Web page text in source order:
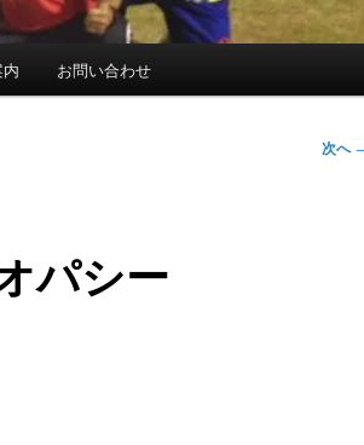
お問い合わせ
次へ
パシー